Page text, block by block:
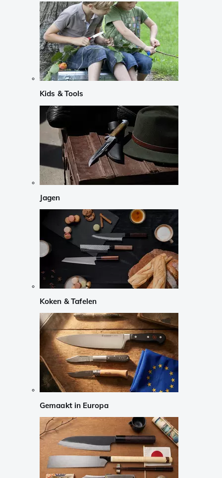
Kids & Tools
Jagen
Koken & Tafelen
Gemaakt in Europa